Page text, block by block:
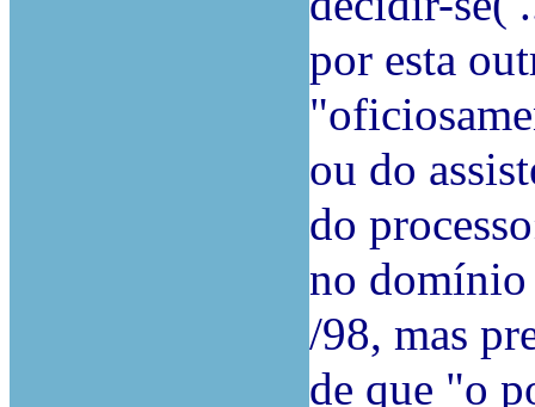
por esta
ou do
do
no domínio
/98, mas
de que "o